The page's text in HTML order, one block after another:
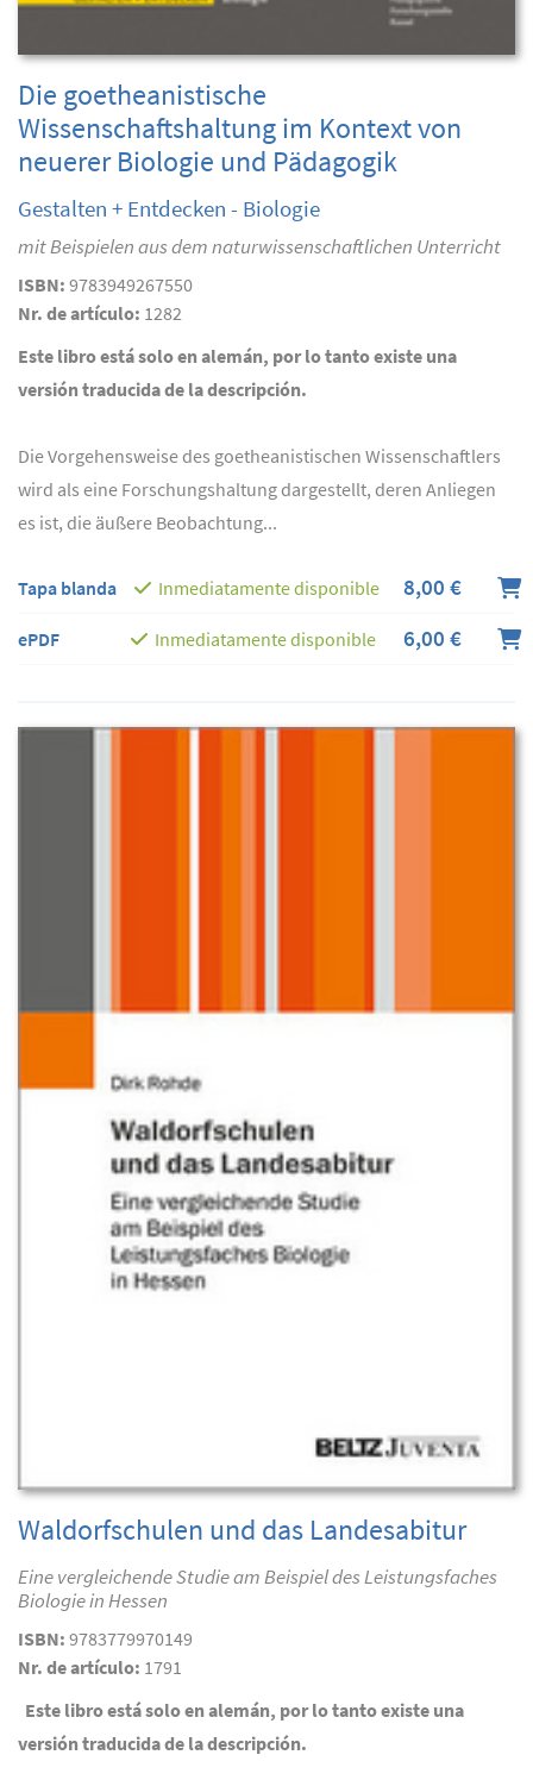
Die goetheanistische
Wissenschaftshaltung im Kontext von
neuerer Biologie und Pädagogik
Gestalten + Entdecken - Biologie
mit Beispielen aus dem naturwissenschaftlichen Unterricht
ISBN: 9783949267550
Nr. de artículo: 1282
Este libro está solo en alemán, por lo tanto existe una
versión traducida de la descripción.
Die Vorgehensweise des goetheanistischen Wissenschaftlers
wird als eine Forschungshaltung dargestellt, deren Anliegen
es ist, die äußere Beobachtung...
Tapa blanda Inmediatamente disponible 8,00 €
ePDF Inmediatamente disponible 6,00 €
Waldorfschulen und das Landesabitur
Eine vergleichende Studie am Beispiel des Leistungsfaches
Biologie in Hessen
ISBN: 9783779970149
Nr. de artículo: 1791
Este libro está solo en alemán, por lo tanto existe una
versión traducida de la descripción.